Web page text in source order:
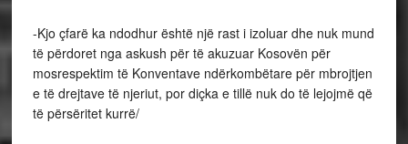
-Kjo çfarë ka ndodhur është një rast i izoluar dhe nuk mund
të përdoret nga askush për të akuzuar Kosovën për
mosrespektim të Konventave ndërkombëtare për mbrojtjen
e të drejtave të njeriut, por diçka e tillë nuk do të lejojmë që
të përsëritet kurrë/